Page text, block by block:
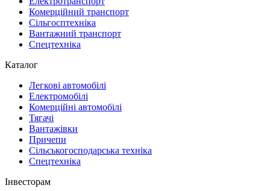
Комерційний транспорт
Сільгосптехніка
Вантажний транспорт
Спецтехніка
Каталог
Легкові автомобілі
Електромобілі
Комерційні автомобілі
Тягачі
Вантажівки
Причепи
Сільськогосподарська техніка
Спецтехніка
Інвесторам